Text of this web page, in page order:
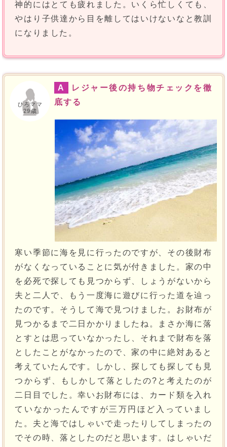
神的にはとても疲れました。いくら忙しくても、
やはり子供達から目を離してはいけないなと教訓
になりました。
ひろママ
29歳
A
レジャー後の持ち物チェックを徹
底する
寒い季節に海を見に行ったのですが、その後財布
がなくなっていることに気が付きました。家の中
を必死で探しても見つからず、しょうがないから
夫と二人で、もう一度海に遊びに行った道を辿っ
たのです。そうして海で見つけました。お財布が
見つかるまで二日かかりましたね。まさか海に落
とすとは思っていなかったし、それまで財布を落
としたことがなかったので、家の中に絶対あると
考えていたんです。しかし、探しても探しても見
つからず、もしかして落としたの?と考えたのが
二日目でした。幸いお財布には、カード類を入れ
ていなかったんですが三万円ほど入っていまし
た。夫と海ではしゃいで走ったりしてしまったの
でその時、落としたのだと思います。はしゃいだ